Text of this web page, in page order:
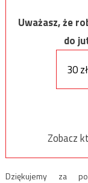
Uważasz, że
do
30 zł
Zobacz
Dziękujemy za